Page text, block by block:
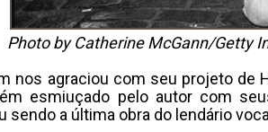
Photo by Catherine McGann/Getty
nos agraciou com seu projeto de
esmiuçado pelo autor com
sendo a última obra do lendário